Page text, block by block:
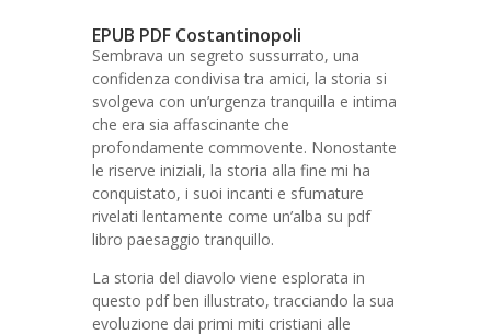
EPUB PDF Costantinopoli
Sembrava un segreto sussurrato, una
confidenza condivisa tra amici, la storia si
svolgeva con un’urgenza tranquilla e intima
che era sia affascinante che
profondamente commovente. Nonostante
le riserve iniziali, la storia alla fine mi ha
conquistato, i suoi incanti e sfumature
rivelati lentamente come un’alba su pdf
libro paesaggio tranquillo.
La storia del diavolo viene esplorata in
questo pdf ben illustrato, tracciando la sua
evoluzione dai primi miti cristiani alle